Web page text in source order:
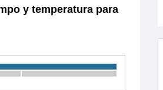
y temperatura para